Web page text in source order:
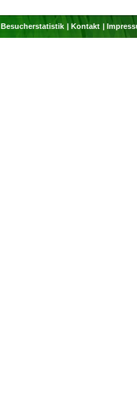
Besucherstatistik Kontakt